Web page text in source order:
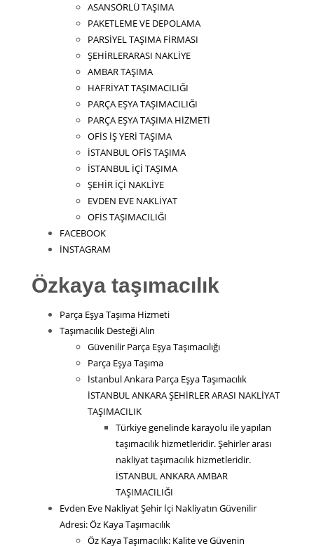
ASANSÖRLÜ TAŞIMA
PAKETLEME VE DEPOLAMA
PARSİYEL TAŞIMA FİRMASI
ŞEHİRLERARASI NAKLİYE
AMBAR TAŞIMA
HAFRİYAT TAŞIMACILIĞI
PARÇA EŞYA TAŞIMACILIĞI
PARÇA EŞYA TAŞIMA HİZMETİ
OFİS İŞ YERİ TAŞIMA
İSTANBUL OFİS TAŞIMA
İSTANBUL İÇİ TAŞIMA
ŞEHİR İÇİ NAKLİYE
EVDEN EVE NAKLİYAT
OFİS TAŞIMACILIĞI
FACEBOOK
İNSTAGRAM
Özkaya taşımacılık
Parça Eşya Taşıma Hizmeti
Taşımacılık Desteği Alın
Güvenilir Parça Eşya Taşımacılığı
Parça Eşya Taşıma
İstanbul Ankara Parça Eşya Taşımacılık
İSTANBUL ANKARA ŞEHİRLER ARASI NAKLİYAT
TAŞIMACILIK
Türkiye genelinde karayolu ile yapılan
taşımacılık hizmetleridir. Şehirler arası
nakliyat taşımacılık hizmetleridir.
İSTANBUL ANKARA AMBAR
TAŞIMACILIĞI
Evden Eve Nakliyat Şehir İçi Nakliyatın Güvenilir
Adresi: Öz Kaya Taşımacılık
Öz Kaya Taşımacılık: Kalite ve Güvenin